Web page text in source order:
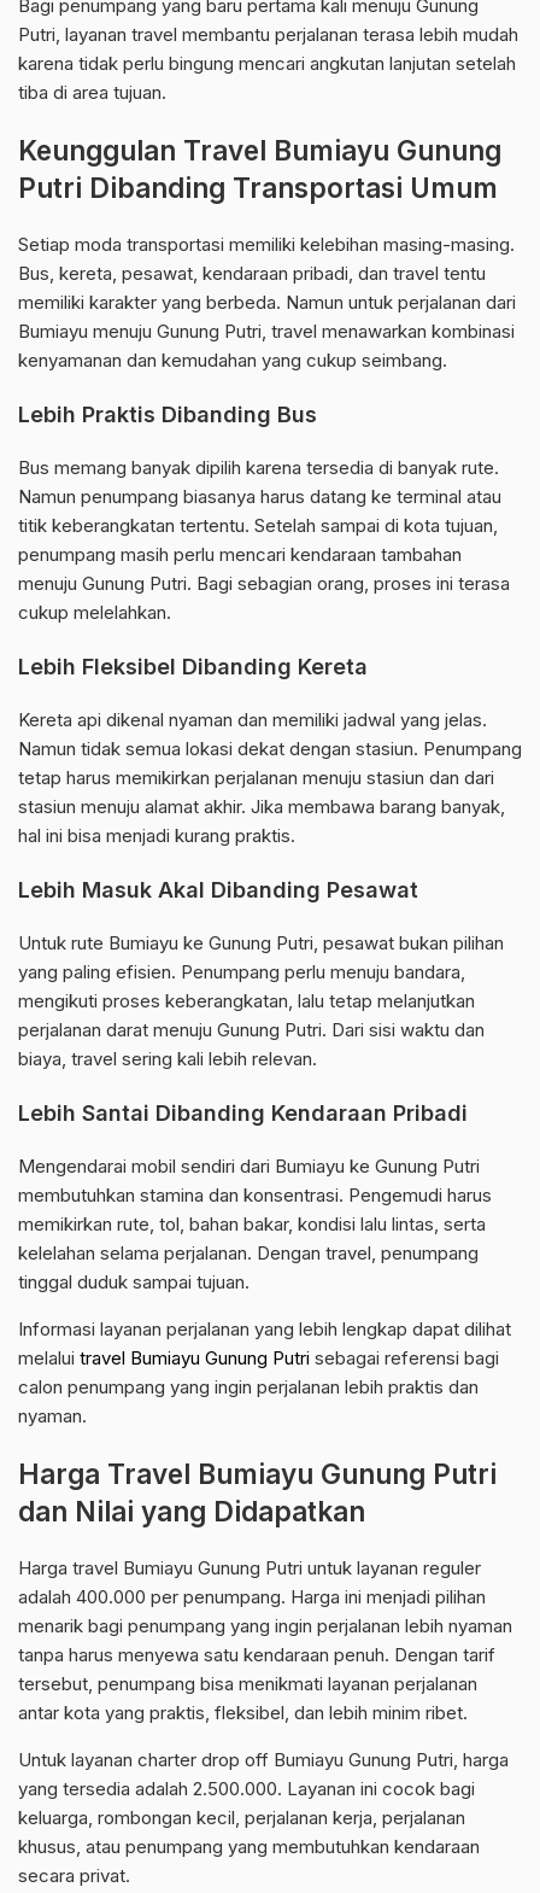
Bagi penumpang yang baru pertama kali menuju Gunung
Putri, layanan travel membantu perjalanan terasa lebih mudah
karena tidak perlu bingung mencari angkutan lanjutan setelah
tiba di area tujuan.
Keunggulan Travel Bumiayu Gunung
Putri Dibanding Transportasi Umum
Setiap moda transportasi memiliki kelebihan masing-masing.
Bus, kereta, pesawat, kendaraan pribadi, dan travel tentu
memiliki karakter yang berbeda. Namun untuk perjalanan dari
Bumiayu menuju Gunung Putri, travel menawarkan kombinasi
kenyamanan dan kemudahan yang cukup seimbang.
Lebih Praktis Dibanding Bus
Bus memang banyak dipilih karena tersedia di banyak rute.
Namun penumpang biasanya harus datang ke terminal atau
titik keberangkatan tertentu. Setelah sampai di kota tujuan,
penumpang masih perlu mencari kendaraan tambahan
menuju Gunung Putri. Bagi sebagian orang, proses ini terasa
cukup melelahkan.
Lebih Fleksibel Dibanding Kereta
Kereta api dikenal nyaman dan memiliki jadwal yang jelas.
Namun tidak semua lokasi dekat dengan stasiun. Penumpang
tetap harus memikirkan perjalanan menuju stasiun dan dari
stasiun menuju alamat akhir. Jika membawa barang banyak,
hal ini bisa menjadi kurang praktis.
Lebih Masuk Akal Dibanding Pesawat
Untuk rute Bumiayu ke Gunung Putri, pesawat bukan pilihan
yang paling efisien. Penumpang perlu menuju bandara,
mengikuti proses keberangkatan, lalu tetap melanjutkan
perjalanan darat menuju Gunung Putri. Dari sisi waktu dan
biaya, travel sering kali lebih relevan.
Lebih Santai Dibanding Kendaraan Pribadi
Mengendarai mobil sendiri dari Bumiayu ke Gunung Putri
membutuhkan stamina dan konsentrasi. Pengemudi harus
memikirkan rute, tol, bahan bakar, kondisi lalu lintas, serta
kelelahan selama perjalanan. Dengan travel, penumpang
tinggal duduk sampai tujuan.
Informasi layanan perjalanan yang lebih lengkap dapat dilihat
melalui travel Bumiayu Gunung Putri sebagai referensi bagi
calon penumpang yang ingin perjalanan lebih praktis dan
nyaman.
Harga Travel Bumiayu Gunung Putri
dan Nilai yang Didapatkan
Harga travel Bumiayu Gunung Putri untuk layanan reguler
adalah 400.000 per penumpang. Harga ini menjadi pilihan
menarik bagi penumpang yang ingin perjalanan lebih nyaman
tanpa harus menyewa satu kendaraan penuh. Dengan tarif
tersebut, penumpang bisa menikmati layanan perjalanan
antar kota yang praktis, fleksibel, dan lebih minim ribet.
Untuk layanan charter drop off Bumiayu Gunung Putri, harga
yang tersedia adalah 2.500.000. Layanan ini cocok bagi
keluarga, rombongan kecil, perjalanan kerja, perjalanan
khusus, atau penumpang yang membutuhkan kendaraan
secara privat.